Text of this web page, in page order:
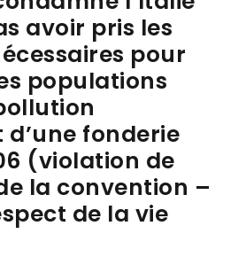
avoir pris les
pour
populations
fonderie
(violation de
la convention –
de la vie